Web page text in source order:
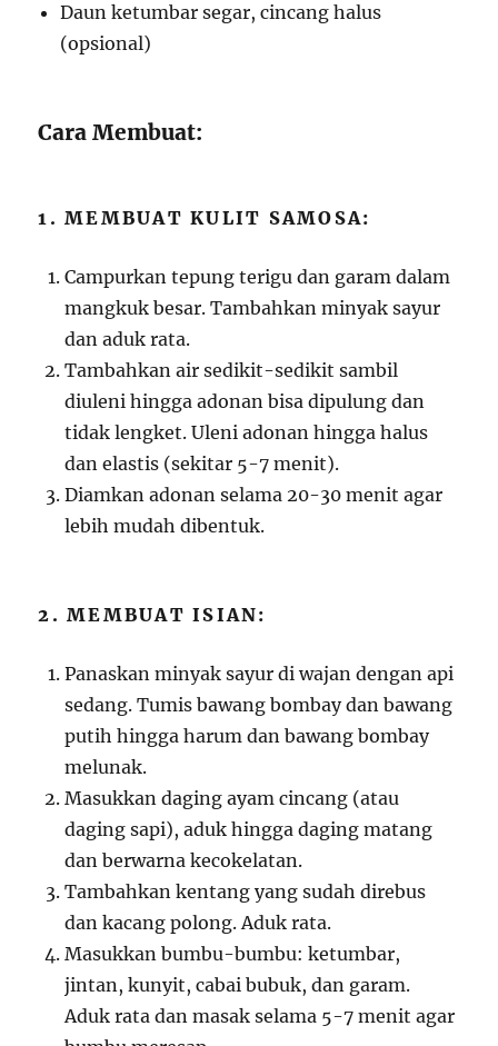
Daun ketumbar segar, cincang halus
(opsional)
Cara Membuat:
1. MEMBUAT KULIT SAMOSA:
Campurkan tepung terigu dan garam dalam
mangkuk besar. Tambahkan minyak sayur
dan aduk rata.
Tambahkan air sedikit-sedikit sambil
diuleni hingga adonan bisa dipulung dan
tidak lengket. Uleni adonan hingga halus
dan elastis (sekitar 5-7 menit).
Diamkan adonan selama 20-30 menit agar
lebih mudah dibentuk.
2. MEMBUAT ISIAN:
Panaskan minyak sayur di wajan dengan api
sedang. Tumis bawang bombay dan bawang
putih hingga harum dan bawang bombay
melunak.
Masukkan daging ayam cincang (atau
daging sapi), aduk hingga daging matang
dan berwarna kecokelatan.
Tambahkan kentang yang sudah direbus
dan kacang polong. Aduk rata.
Masukkan bumbu-bumbu: ketumbar,
jintan, kunyit, cabai bubuk, dan garam.
Aduk rata dan masak selama 5-7 menit agar